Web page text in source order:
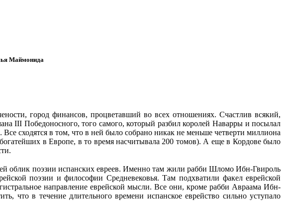
Маймонида
город финансов, процветавший во всех отношениях. Счастлив всякий,
III Победоносного, того самого, который разбил королей Наварры и посылал
сходятся в том, что в ней было собрано никак не меньше четверти миллиона
в Европе, в то время насчитывала 200 томов). А еще в Кордове было
облик поэзии испанских евреев. Именно там жили рабби Шломо Ибн-Гвироль
поэзии и философии Средневековья. Там подхватили факел еврейской
направление еврейской мысли. Все они, кроме рабби Авраама Ибн-
что в течение длительного времени испанское еврейство сильно уступало